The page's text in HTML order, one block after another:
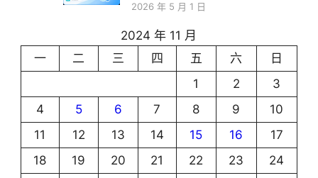
2026 年 5 月 1 日
2024 年 11 月
一
二 三 四 五 六
日
1
2
3
4
5 6 7 8 9
10
11
12 13 14 15 16
17
18
19 20 21 22 23
24